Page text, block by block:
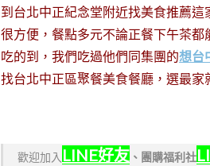
到台北中正紀念堂附近找美食推薦這
很方便，餐點多元不論正餐下午茶
吃的到，我們吃過他們同集團的想台
找台北中正區聚餐美食餐廳，選最家
歡迎加入 LINE好友 、 團購福利社